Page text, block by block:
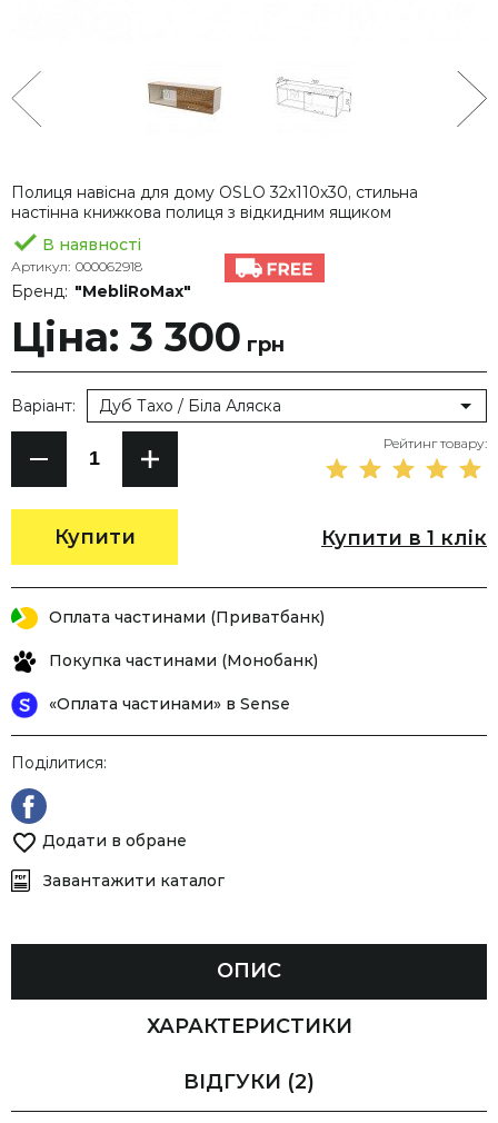
Полиця навісна для дому OSLO 32х110х30, стильна
настінна книжкова полиця з відкидним ящиком
В наявності
Артикул: 000062918
Бренд: "MebliRoMax"
Ціна: 3 300 грн
Купити
Варіант: Дуб Тахо / Біла Аляска
Рейтинг товару:
Купити в 1 клік
Оплата частинами (Приватбанк)
Покупка частинами (Монобанк)
«Оплата частинами» в Sense
Поділитися:
Додати в обране
Завантажити каталог
ОПИС
ХАРАКТЕРИСТИКИ
ВІДГУКИ (2)